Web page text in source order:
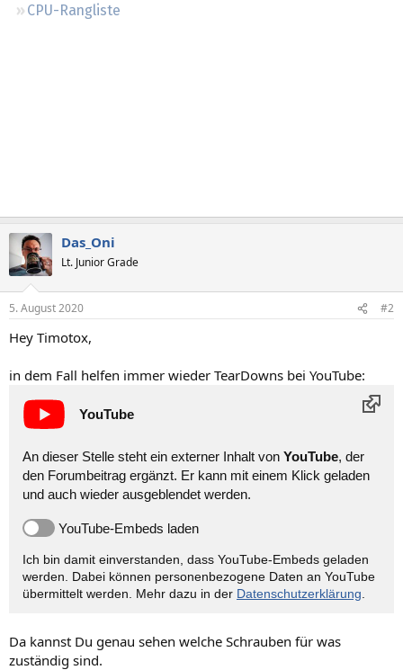
CPU-Rangliste
Das_Oni
Lt. Junior Grade
5. August 2020 #2
Hey Timotox,
in dem Fall helfen immer wieder TearDowns bei YouTube:
YouTube
An dieser Stelle steht ein externer Inhalt von YouTube, der
den Forumbeitrag ergänzt. Er kann mit einem Klick geladen
und auch wieder ausgeblendet werden.
YouTube-Embeds laden
Ich bin damit einverstanden, dass YouTube-Embeds geladen
werden. Dabei können personen­bezogene Daten an YouTube
übermittelt werden. Mehr dazu in der Datenschutzerklärung.
Da kannst Du genau sehen welche Schrauben für was
zuständig sind.